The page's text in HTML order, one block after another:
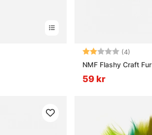
Betyg: (4)
NMF Flashy Craft Fur
59 kr